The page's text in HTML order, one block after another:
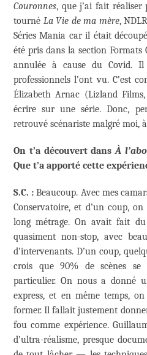
Couronnes, que j’ai fait réaliser
tourné La Vie de ma mère,
Séries Mania car il était
été pris dans la section
annulée à cause du Covid.
professionnels l’ont vu. C’est
Élizabeth Arnac (Lizland
écrire sur une série. Donc,
retrouvé scénariste malgré moi,
On t’a découvert dansÀ
Que t’a apporté cette
S.C. : Beaucoup. Avec mes
Conservatoire, et d’un coup,
long métrage. On avait fait
quasiment non-stop, avec
d’intervenants. D’un coup,
crois que 90% de scènes se
particulier. On nous a donné
express, et en même temps,
former. Il fallait justement
fou comme expérience.
d’ultra-réalisme, presque